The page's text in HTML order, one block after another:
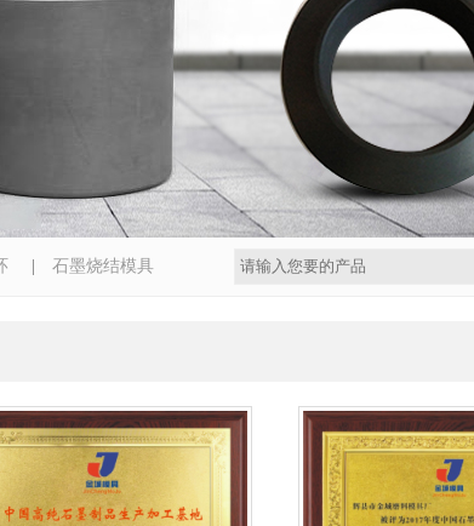
石墨烧结模具